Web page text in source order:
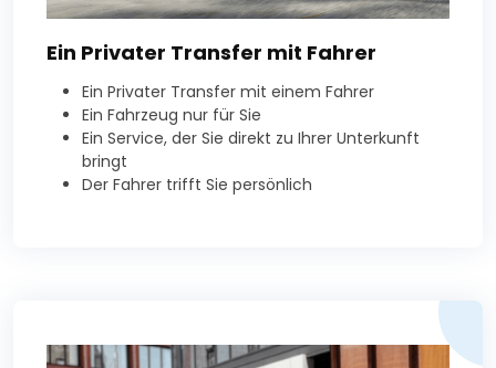
Ein Privater Transfer mit Fahrer
Ein Privater Transfer mit einem Fahrer
Ein Fahrzeug nur für Sie
Ein Service, der Sie direkt zu Ihrer Unterkunft
bringt
Der Fahrer trifft Sie persönlich